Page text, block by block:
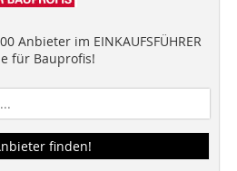
Anbieter im EINKAUFSFÜHRER
für Bauprofis!
finden!